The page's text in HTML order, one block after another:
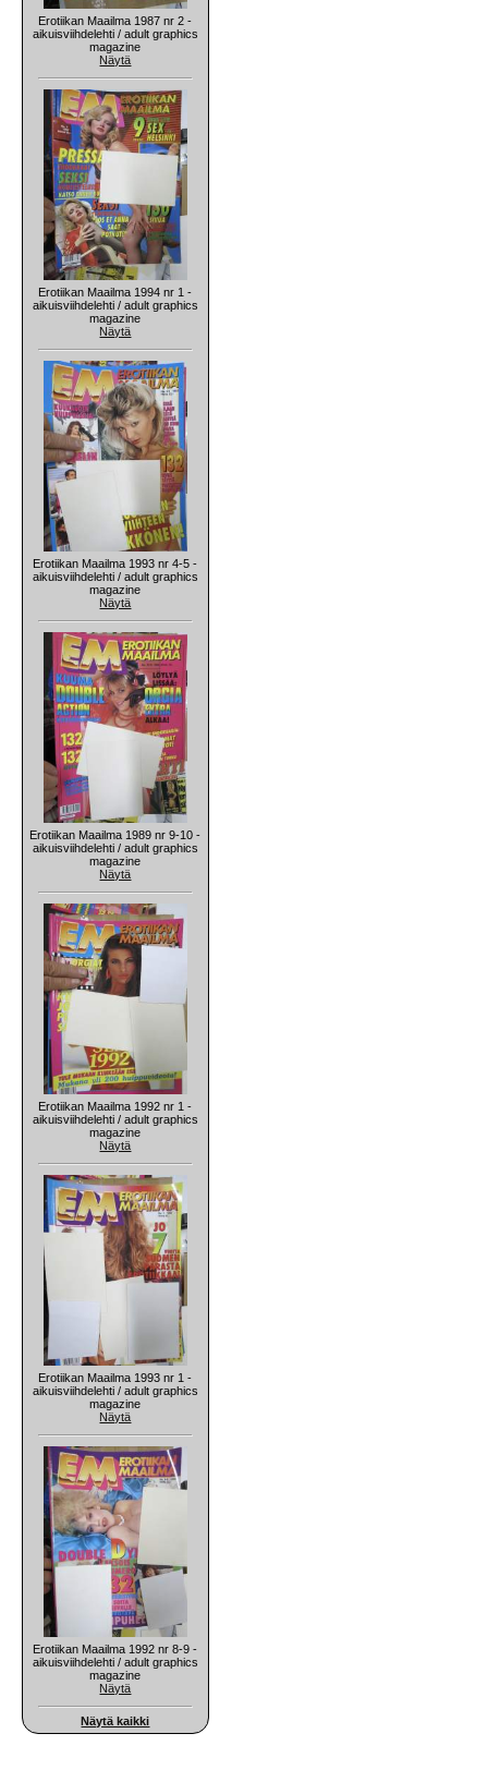
Erotiikan Maailma 1987 nr 2 -
aikuisviihdelehti / adult graphics
magazine
Näytä
Erotiikan Maailma 1994 nr 1 -
aikuisviihdelehti / adult graphics
magazine
Näytä
Erotiikan Maailma 1993 nr 4-5 -
aikuisviihdelehti / adult graphics
magazine
Näytä
Erotiikan Maailma 1989 nr 9-10 -
aikuisviihdelehti / adult graphics
magazine
Näytä
Erotiikan Maailma 1992 nr 1 -
aikuisviihdelehti / adult graphics
magazine
Näytä
Erotiikan Maailma 1993 nr 1 -
aikuisviihdelehti / adult graphics
magazine
Näytä
Erotiikan Maailma 1992 nr 8-9 -
aikuisviihdelehti / adult graphics
magazine
Näytä
Näytä kaikki